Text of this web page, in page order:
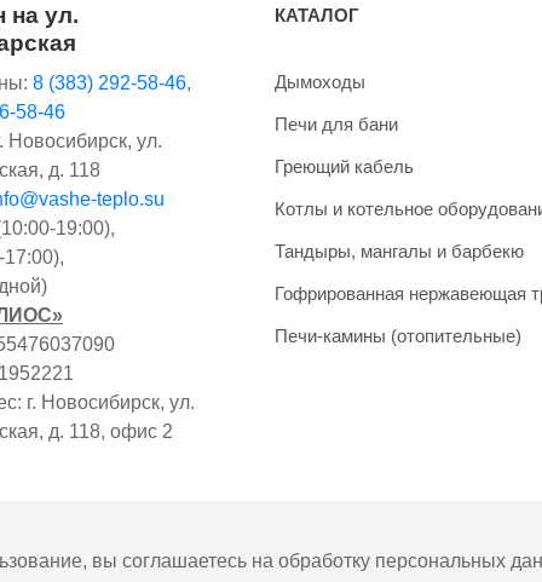
на ул.
8 (383) 292-58-46,
58-46
Новосибирск, ул.
д. 118
teplo.su
19:00),
г. Новосибирск, ул.
д. 118, офис 2
КАТАЛОГ
Дымоходы
Печи для бани
Греющий кабель
Котлы и котельное
Тандыры, мангалы и барбекю
Гофрированная нержавеющая
Печи-камины (отопительные)
вы соглашаетесь на обработку персональных